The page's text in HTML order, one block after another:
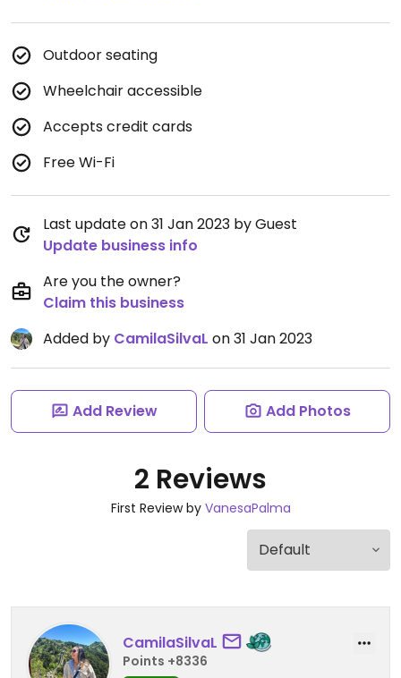
Outdoor seating
Wheelchair accessible
Accepts credit cards
Free Wi-Fi
Last update on 31 Jan 2023 by Guest
Update business info
Are you the owner?
Claim this business
Added by CamilaSilvaL on 31 Jan 2023
Add Review Add Photos
2 Reviews
First Review by VanesaPalma
CamilaSilvaL
Points +8336